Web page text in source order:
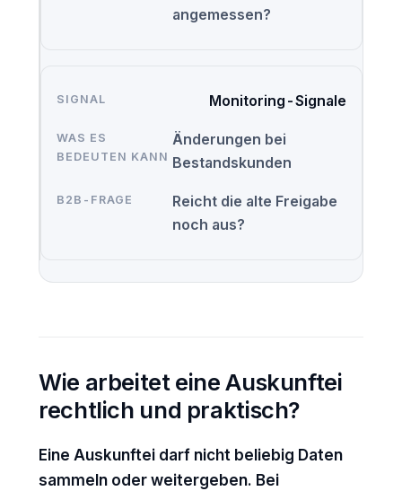
angemessen?
Monitoring-Signale
Änderungen bei
Bestandskunden
Reicht die alte Freigabe
noch aus?
Wie arbeitet eine Auskunftei
rechtlich und praktisch?
Eine Auskunftei darf nicht beliebig Daten
sammeln oder weitergeben. Bei